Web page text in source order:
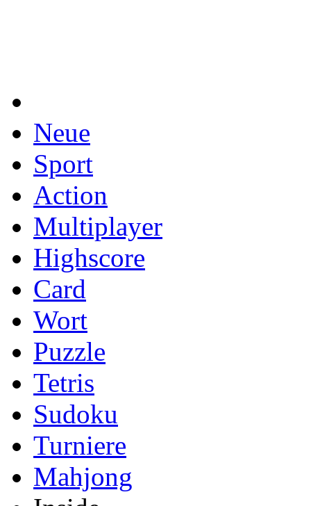
Neue
Sport
Action
Multiplayer
Highscore
Card
Wort
Puzzle
Tetris
Sudoku
Turniere
Mahjong